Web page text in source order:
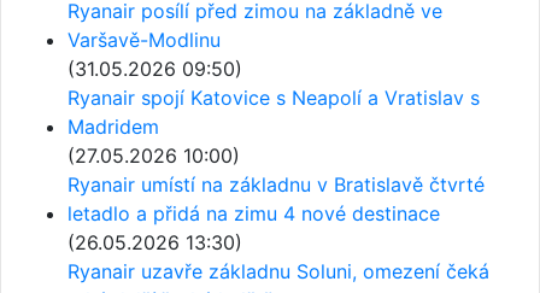
Ryanair posílí před zimou na základně ve
Varšavě-Modlinu
(31.05.2026 09:50)
Ryanair spojí Katovice s Neapolí a Vratislav s
Madridem
(27.05.2026 10:00)
Ryanair umístí na základnu v Bratislavě čtvrté
letadlo a přidá na zimu 4 nové destinace
(26.05.2026 13:30)
Ryanair uzavře základnu Soluni, omezení čeká